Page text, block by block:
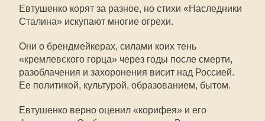
Евтушенко корят за разное, но стихи «Наследники
Сталина» искупают многие огрехи.
Они о брендмейкерах, силами коих тень
«кремлевского горца» через годы после смерти,
разоблачения и захоронения висит над Россией.
Ее политикой, культурой, образованием, бытом.
Евтушенко верно оценил «корифея» и его